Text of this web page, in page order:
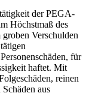
der PEGA-
Höchstmaß des
Verschulden
für
haftet. Mit
reinen
aus